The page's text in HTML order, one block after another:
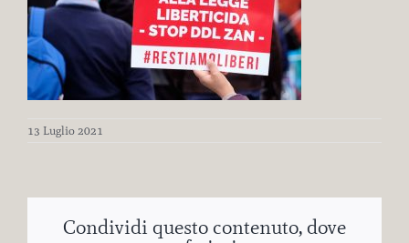
13 Luglio 2021
Condividi questo contenuto, dove